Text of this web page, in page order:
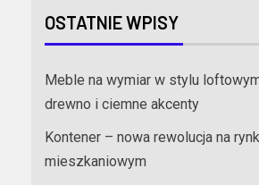
OSTATNIE WPISY
Meble na wymiar w stylu
drewno i ciemne akcenty
Kontener – nowa rewolucja na
mieszkaniowym